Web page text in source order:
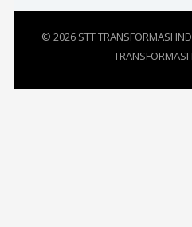
© 2026 STT TRANSFORMASI